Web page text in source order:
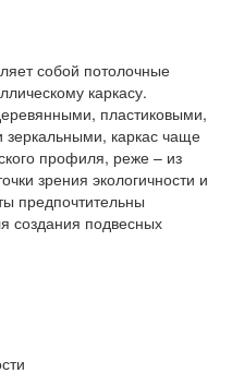
собой потолочные
каркасу.
пластиковыми,
каркас чаще
профиля, реже – из
зрения экологичности и
предпочтительны
создания подвесных